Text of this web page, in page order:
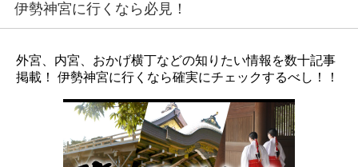
伊勢神宮に行くなら必見！
外宮、内宮、おかげ横丁などの知りたい情報を数十記事
掲載！ 伊勢神宮に行くなら確実にチェックするべし！！